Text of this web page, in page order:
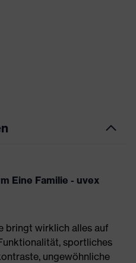
Eine Familie - uvex
bringt wirklich alles auf
sportliches
ungewöhnliche